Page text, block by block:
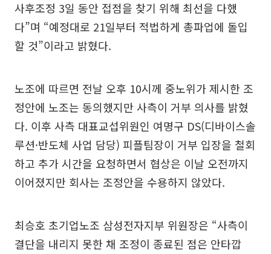
사후조정 3일 동안 접점을 찾기 위해 최선을 다했
다”며 “예정대로 21일부터 적법하게 총파업에 돌입
할 것”이라고 밝혔다.
노조에 따르면 전날 오후 10시께 중노위가 제시한 조
정안에 노조는 동의했지만 사측이 거부 의사를 밝혔
다. 이후 사측 대표교섭위원인 여명구 DS(디바이스솔
루션·반도체 사업 담당) 피플팀장이 거부 입장을 철회
하고 추가 시간을 요청하면서 협상은 이날 오전까지
이어졌지만 회사는 조정안을 수용하지 않았다.
최승호 초기업노조 삼성전자지부 위원장은 “사측이
결단을 내리지 못한 채 조정이 종료된 점은 안타깝